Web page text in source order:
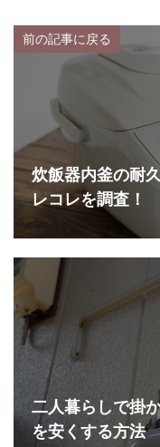
前の記事に戻る
炊飯器内釜の耐
レコレを調査！
二人暮らしで掛
を安くする方法